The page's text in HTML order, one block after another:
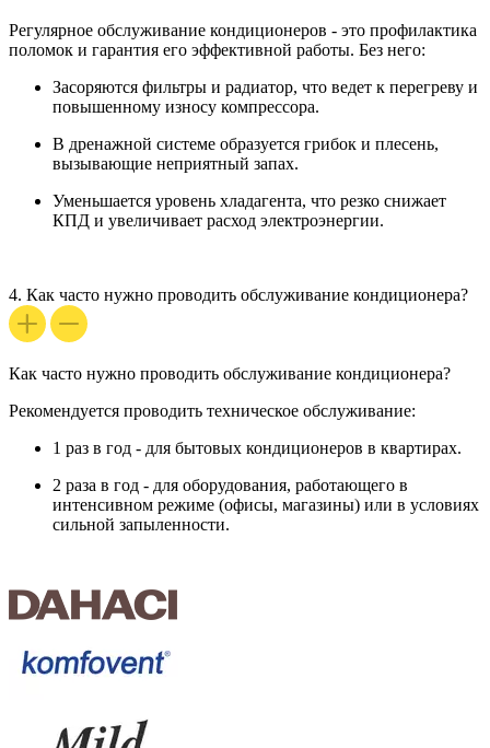
Регулярное обслуживание кондиционеров - это профилактика
поломок и гарантия его эффективной работы. Без него:
Засоряются фильтры и радиатор, что ведет к перегреву и
повышенному износу компрессора.
В дренажной системе образуется грибок и плесень,
вызывающие неприятный запах.
Уменьшается уровень хладагента, что резко снижает
КПД и увеличивает расход электроэнергии.
4. Как часто нужно проводить обслуживание кондиционера?
Как часто нужно проводить обслуживание кондиционера?
Рекомендуется проводить техническое обслуживание:
1 раз в год - для бытовых кондиционеров в квартирах.
2 раза в год - для оборудования, работающего в
интенсивном режиме (офисы, магазины) или в условиях
сильной запыленности.